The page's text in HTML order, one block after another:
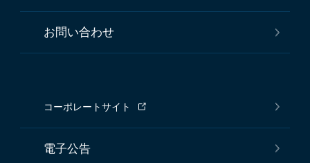
お問い合わせ
コーポレートサイト
電子公告